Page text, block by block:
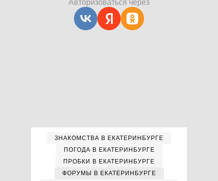
Авторизоваться через
ЗНАКОМСТВА В ЕКАТЕРИНБУРГЕ
ПОГОДА В ЕКАТЕРИНБУРГЕ
ПРОБКИ В ЕКАТЕРИНБУРГЕ
ФОРУМЫ В ЕКАТЕРИНБУРГЕ